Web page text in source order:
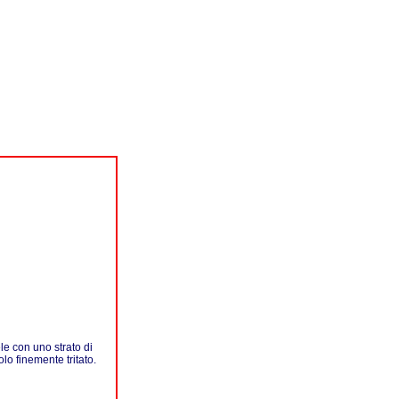
con uno strato di
finemente tritato.